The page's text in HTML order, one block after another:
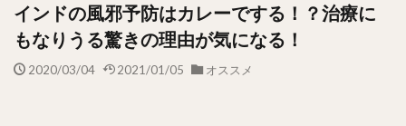
インドの風邪予防はカレーでする！？治療に
もなりうる驚きの理由が気になる！
2020/03/04 2021/01/05 オススメ